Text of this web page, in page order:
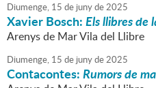
Diumenge, 15 de junyde2025
Xavier Bosch:Els llibres de
Arenys de Mar Vila del Llibre
Diumenge, 15 de junyde2025
Contacontes:Rumors de